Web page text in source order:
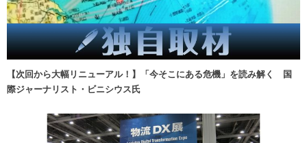
【次回から大幅リニューアル！】「今そこにある危機」を読み解く 国
際ジャーナリスト・ビニシウス氏